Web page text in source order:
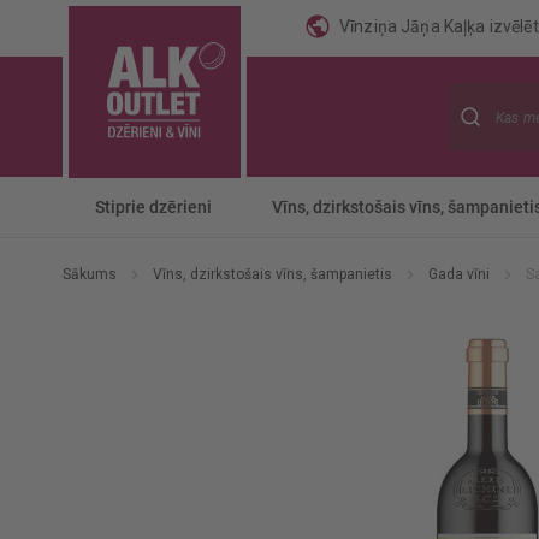
Vīnziņa Jāņa Kaļķa
Stiprie dzērieni Vīns, dzirkstošais vīns,
Sākums Vīns, dzirkstošais vīns, šampanietis Gada vīni